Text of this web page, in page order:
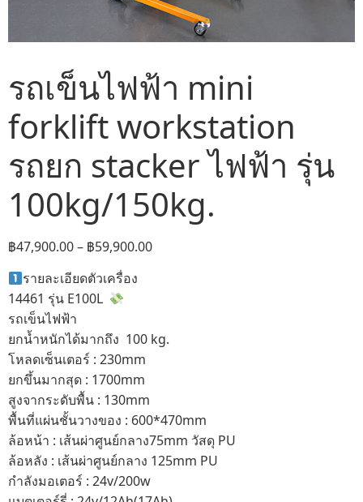
รถเข็นไฟฟ้า mini
forklift workstation
รถยก stacker ไฟฟ้า รุ่น
100kg/150kg.
฿47,900.00– ฿59,900.00
รายละเอียดตัวเครื่อง
14461 รุ่น E100L
รถเข็นไฟฟ้า
ยกน้ำหนักได้มากถึง 100 kg.
โหลดเซ็นเตอร์ : 230mm
ยกขึ้นมากสุด : 1700mm
สูงจากระดับพื้น : 130mm
พื้นที่แผ่นชั้นวางของ : 600*470mm
ล้อหน้า : เส้นผ่าศูนย์กลาง75mm วัสดุ PU
ล้อหลัง : เส้นผ่าศูนย์กลาง 125mm PU
กำลังมอเตอร์ : 24v/200w